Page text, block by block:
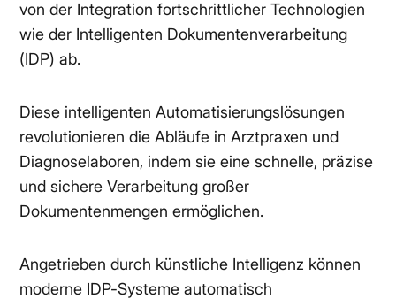
von der Integration fortschrittlicher Technologien
wie der Intelligenten Dokumentenverarbeitung
(IDP) ab.
Diese intelligenten Automatisierungslösungen
revolutionieren die Abläufe in Arztpraxen und
Diagnoselaboren, indem sie eine schnelle, präzise
und sichere Verarbeitung großer
Dokumentenmengen ermöglichen.
Angetrieben durch künstliche Intelligenz können
moderne IDP-Systeme automatisch